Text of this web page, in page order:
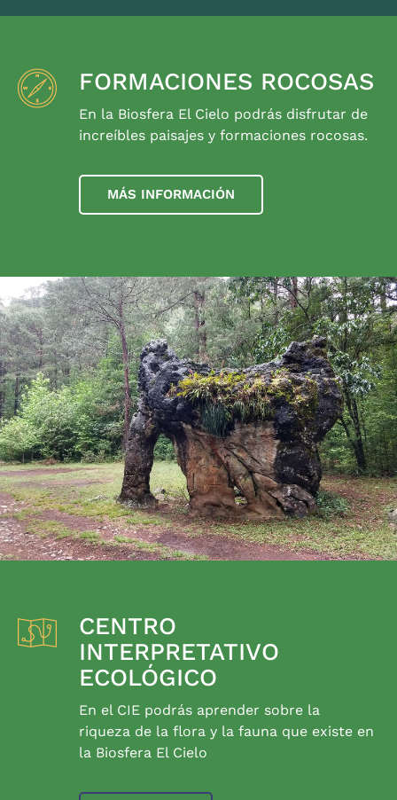
FORMACIONES ROCOSAS
En la Biosfera El Cielo podrás disfrutar de
increíbles paisajes y formaciones rocosas.
MÁS INFORMACIÓN
CENTRO
INTERPRETATIVO
ECOLÓGICO
En el CIE podrás aprender sobre la
riqueza de la flora y la fauna que existe en
la Biosfera El Cielo